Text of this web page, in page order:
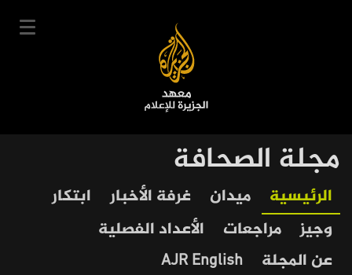
User
account
menu
Main
navigation
دوراتنا
جدول الدورات
مجلة الصحافة
Our
Journalism
الرئيسية ميدان غرفة الأخبار
ابتكار
وجيز
مراجعات
الأعداد الفصلية
عن المجلة
AJR English